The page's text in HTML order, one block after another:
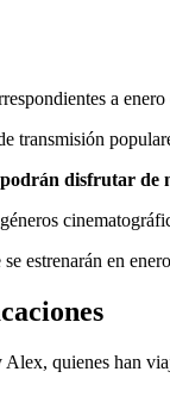
a
transmisión
disfrutar de
estrenarán en
quienes han